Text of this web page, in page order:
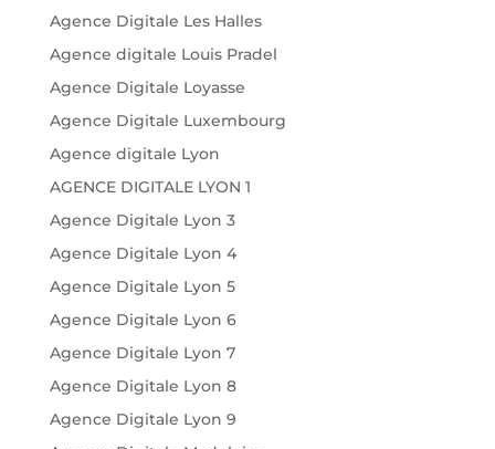
Agence Digitale Les Halles
Agence digitale Louis Pradel
Agence Digitale Loyasse
Agence Digitale Luxembourg
Agence digitale Lyon
AGENCE DIGITALE LYON 1
Agence Digitale Lyon 3
Agence Digitale Lyon 4
Agence Digitale Lyon 5
Agence Digitale Lyon 6
Agence Digitale Lyon 7
Agence Digitale Lyon 8
Agence Digitale Lyon 9